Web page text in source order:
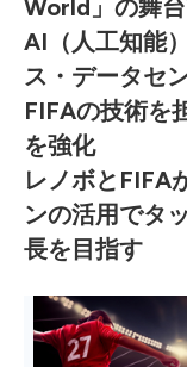
World」の舞
AI（人工知能
ス・データセ
FIFAの技術を
を強化
レノボとFIFA
ンの活用でタ
長を目指す